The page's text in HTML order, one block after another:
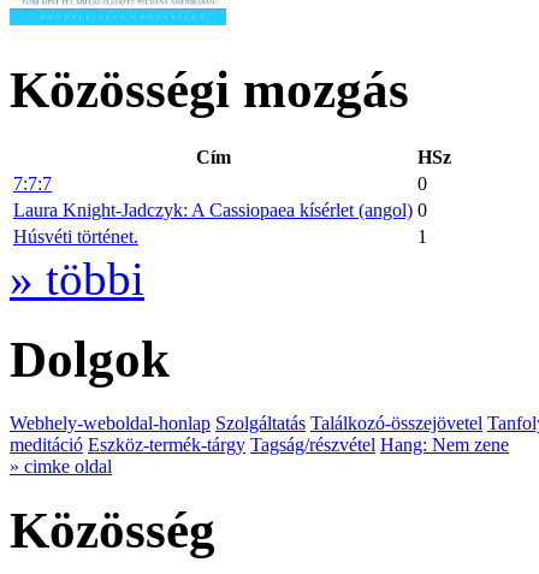
Közösségi mozgás
Cím
HSz
7:7:7
0
Laura Knight-Jadczyk: A Cassiopaea kísérlet (angol) 0
Húsvéti történet.
1
» többi
Dolgok
Webhely-weboldal-honlap Szolgáltatás Találkozó-összejövetel
meditáció Eszköz-termék-tárgy Tagság/részvétel Hang: Nem zene
» cimke oldal
Közösség